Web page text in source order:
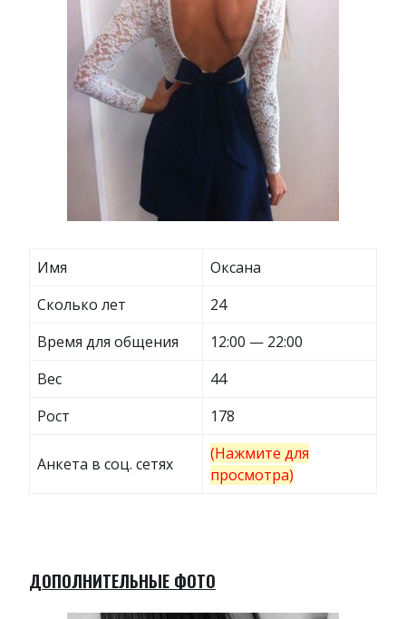
Имя
Оксана
Сколько лет
24
Время для общения
12:00 — 22:00
Вес
44
Рост
178
Анкета в соц. сетях
(Нажмите для
просмотра)
ДОПОЛНИТЕЛЬНЫЕ ФОТО